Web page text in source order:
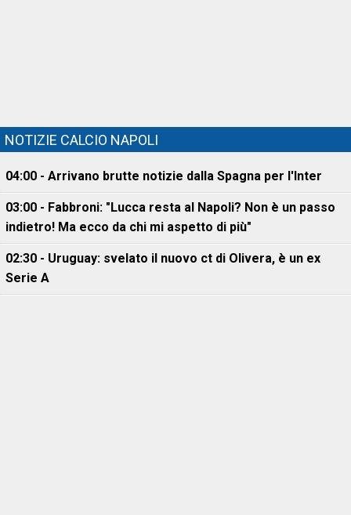
NOTIZIE CALCIO NAPOLI
04:00 - Arrivano brutte notizie dalla Spagna per l'Inter
03:00 - Fabbroni: "Lucca resta al Napoli? Non è un passo
indietro! Ma ecco da chi mi aspetto di più"
02:30 - Uruguay: svelato il nuovo ct di Olivera, è un ex
Serie A